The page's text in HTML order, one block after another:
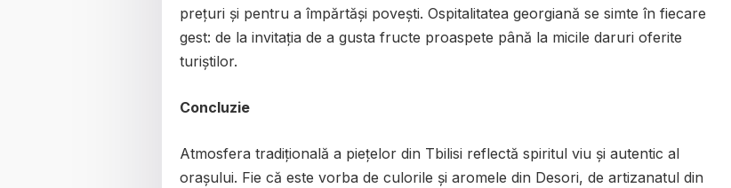
prețuri și pentru a împărtăși povești. Ospitalitatea georgiană se simte în fiecare
gest: de la invitația de a gusta fructe proaspete până la micile daruri oferite
turiștilor.
Concluzie
Atmosfera tradițională a piețelor din Tbilisi reflectă spiritul viu și autentic al
orașului. Fie că este vorba de culorile și aromele din Desori, de artizanatul din